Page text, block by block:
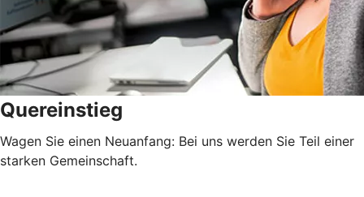
Quereinstieg
Wagen Sie einen Neuanfang: Bei uns werden Sie Teil einer
starken Gemeinschaft.